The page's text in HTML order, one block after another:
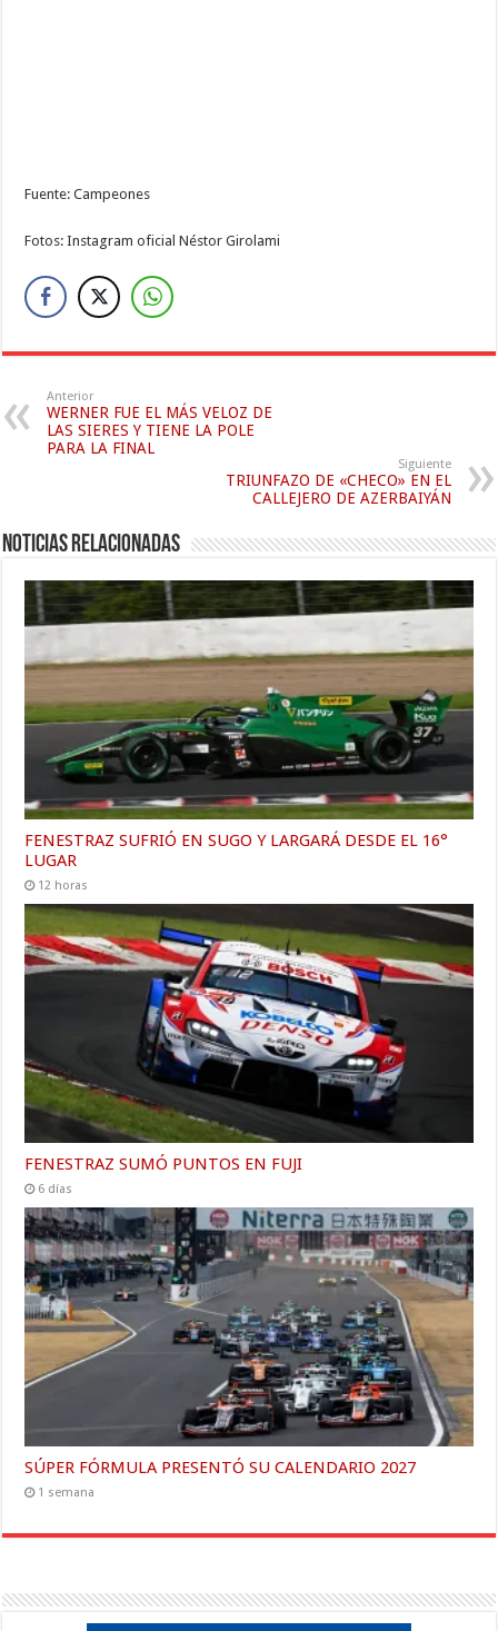
Fuente: Campeones
Fotos: Instagram oficial Néstor Girolami
Anterior
WERNER FUE EL MÁS VELOZ DE
LAS SIERES Y TIENE LA POLE
PARA LA FINAL
Siguiente
TRIUNFAZO DE «CHECO» EN EL
CALLEJERO DE AZERBAIYÁN
Noticias relacionadas
FENESTRAZ SUFRIÓ EN SUGO Y LARGARÁ DESDE EL 16°
LUGAR
12 horas
FENESTRAZ SUMÓ PUNTOS EN FUJI
6 días
SÚPER FÓRMULA PRESENTÓ SU CALENDARIO 2027
1 semana